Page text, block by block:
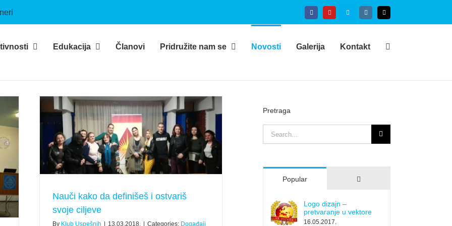
FacebookYouTubeSkype InstagramEmail
Edukacija Članovi Pridružite nam se Novosti Galerija Kontakt
Nauči kako da definišeš i ostvariš
svoje ciljeve
By Klub Uspešnih | 13.03.2018. | Categories: Događaji
Pretraga
Search
for:
Popular Comments
Logo dizajn –
pretvaranje u vektore
16.05.2017.